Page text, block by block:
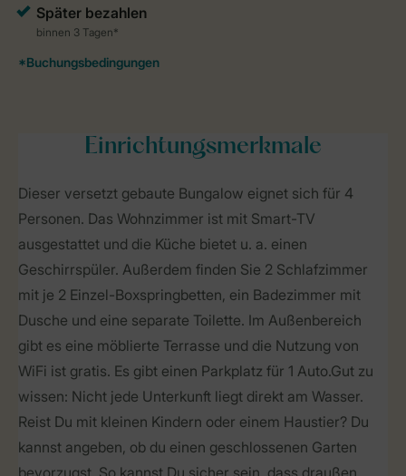
Einrichtungsmerkmale
Dieser versetzt gebaute Bungalow eignet sich für 4
Personen. Das Wohnzimmer ist mit Smart-TV
ausgestattet und die Küche bietet u. a. einen
Geschirrspüler. Außerdem finden Sie 2 Schlafzimmer
mit je 2 Einzel-Boxspringbetten, ein Badezimmer mit
Dusche und eine separate Toilette. Im Außenbereich
gibt es eine möblierte Terrasse und die Nutzung von
WiFi ist gratis. Es gibt einen Parkplatz für 1 Auto. Gut zu
wissen: Nicht jede Unterkunft liegt direkt am Wasser.
Reist Du mit kleinen Kindern oder einem Haustier? Du
kannst angeben, ob du einen geschlossenen Garten
bevorzugst. So kannst Du sicher sein, dass draußen